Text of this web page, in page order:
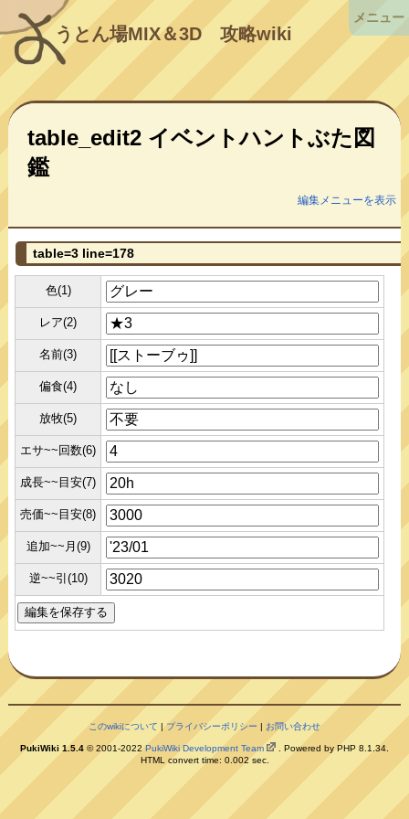
うとん場MIX＆3D攻略wiki
table_edit2 イベントハントぶた図
鑑
編集メニューを表示
table=3 line=178
色(1)
レア(2)
名前(3)
偏食(4)
放牧(5)
エサ~~回数(6)
成長~~目安(7)
売価~~目安(8)
追加~~月(9)
逆~~引(10)
このwikiについて |プライバシーポリシー | お問い合わせ
PukiWiki 1.5.4 © 2001-2022PukiWiki Development Team
. Powered by PHP 8.1.34.
HTML convert time: 0.002 sec.
メニュー